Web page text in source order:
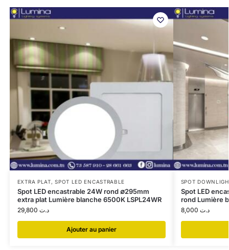
EXTRA PLAT,SPOT LED ENCASTRABLE
Spot LED encastrable 24W rond ∅295mm
extra plat Lumière blanche 6500K LSPL24WR
د.ت
Ajouter au panier
SPOT
Spot LED
rond Lumière
د.ت